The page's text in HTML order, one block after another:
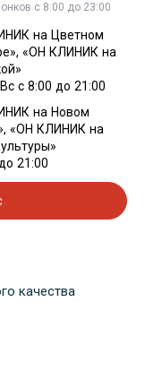
с 8:00 до 23:00
на Цветном
«ОН КЛИНИК на
с 8:00 до 21:00
на Новом
«ОН КЛИНИК на
21:00
качества